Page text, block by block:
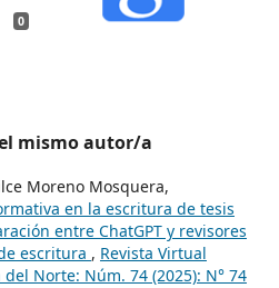
0
mismo autor/a
Moreno Mosquera,
en la escritura de tesis
entre ChatGPT y revisores
escritura , Revista Virtual
Norte: Núm. 74 (2025): N° 74